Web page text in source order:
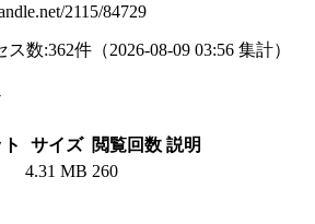
2115/84729
ス数:362件 （2026-08-09 03:56 集計）
サイズ 閲覧回数 説明
4.31 MB 260